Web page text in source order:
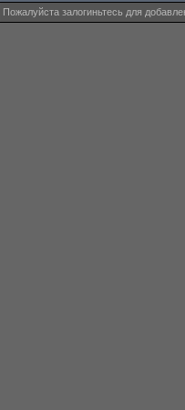
Пожалуйста залогиньтесь для